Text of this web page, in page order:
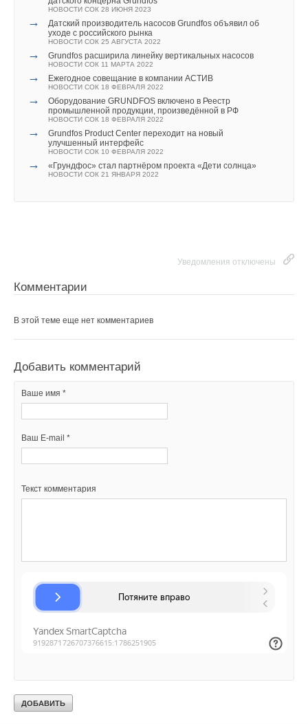
НОВОСТИ СОК 28 ИЮНЯ 2023
→
Датский производитель насосов Grundfos объявил об
уходе с российского рынка
НОВОСТИ СОК 25 АВГУСТА 2022
→ Grundfos расширила линейку вертикальных насосов
НОВОСТИ СОК 11 МАРТА 2022
→ Ежегодное совещание в компании АСТИВ
НОВОСТИ СОК 18 ФЕВРАЛЯ 2022
→
Оборудование GRUNDFOS включено в Реестр
промышленной продукции, произведённой в РФ
НОВОСТИ СОК 18 ФЕВРАЛЯ 2022
→
Grundfos Product Center переходит на новый
улучшенный интерфейс
НОВОСТИ СОК 10 ФЕВРАЛЯ 2022
→ «Грундфос» стал партнёром проекта «Дети солнца»
НОВОСТИ СОК 21 ЯНВАРЯ 2022
Уведомления отключены
Комментарии
В этой теме еще нет комментариев
Добавить комментарий
Ваше имя *
Ваш E-mail *
Текст комментария